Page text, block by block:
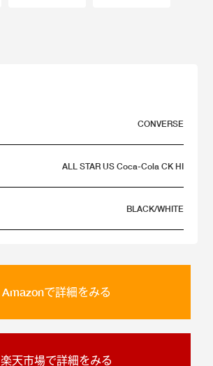
CONVERSE
ALL STAR US Coca-Cola CK HI
BLACK/WHITE
Amazonで詳細をみる
楽天市場で詳細をみる